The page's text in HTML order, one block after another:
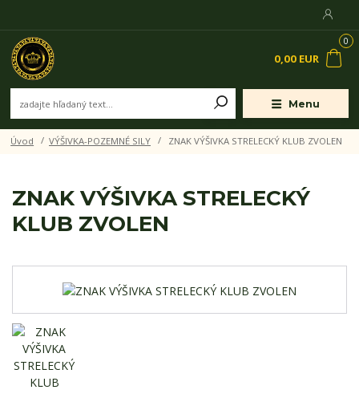
Menu
0
0,00 EUR
Úvod VÝŠIVKA-POZEMNÉ SILY ZNAK VÝŠIVKA STRELECKÝ KLUB ZVOLEN
ZNAK VÝŠIVKA STRELECKÝ
KLUB ZVOLEN